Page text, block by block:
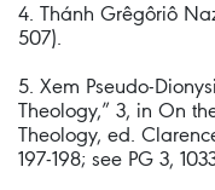
4. Thánh Grêgôriô
507).
5. Xem Pseudo-
Theology,” 3, in On
Theology, ed.
197-198; see PG 3,